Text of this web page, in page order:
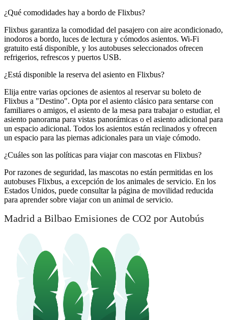
¿Qué comodidades hay a bordo de Flixbus?
Flixbus garantiza la comodidad del pasajero con aire acondicionado,
inodoros a bordo, luces de lectura y cómodos asientos. Wi-Fi
gratuito está disponible, y los autobuses seleccionados ofrecen
refrigerios, refrescos y puertos USB.
¿Está disponible la reserva del asiento en Flixbus?
Elija entre varias opciones de asientos al reservar su boleto de
Flixbus a "Destino". Opta por el asiento clásico para sentarse con
familiares o amigos, el asiento de la mesa para trabajar o estudiar, el
asiento panorama para vistas panorámicas o el asiento adicional para
un espacio adicional. Todos los asientos están reclinados y ofrecen
un espacio para las piernas adicionales para un viaje cómodo.
¿Cuáles son las políticas para viajar con mascotas en Flixbus?
Por razones de seguridad, las mascotas no están permitidas en los
autobuses Flixbus, a excepción de los animales de servicio. En los
Estados Unidos, puede consultar la página de movilidad reducida
para aprender sobre viajar con un animal de servicio.
Madrid a Bilbao Emisiones de CO2 por Autobús